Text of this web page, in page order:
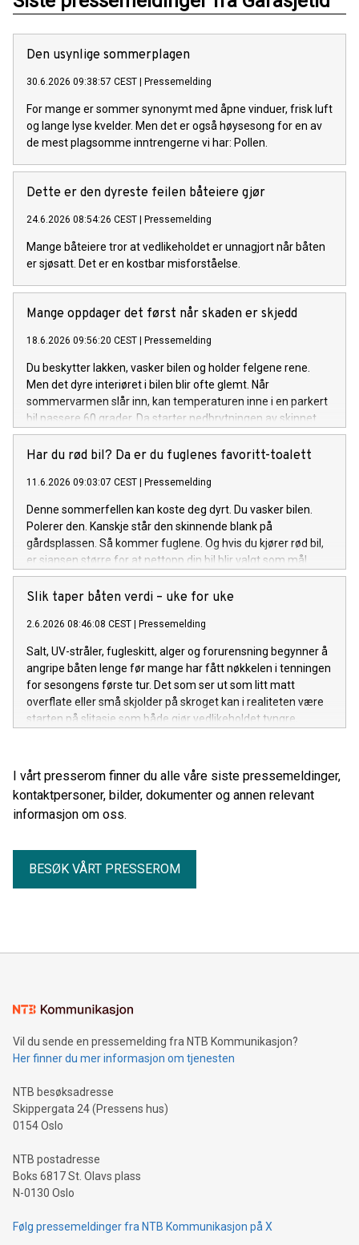
Den usynlige sommerplagen
30.6.2026 09:38:57 CEST | Pressemelding
For mange er sommer synonymt med åpne vinduer, frisk luft
og lange lyse kvelder. Men det er også høysesong for en av
de mest plagsomme inntrengerne vi har: Pollen.
Dette er den dyreste feilen båteiere gjør
24.6.2026 08:54:26 CEST | Pressemelding
Mange båteiere tror at vedlikeholdet er unnagjort når båten
er sjøsatt. Det er en kostbar misforståelse.
Mange oppdager det først når skaden er skjedd
18.6.2026 09:56:20 CEST | Pressemelding
Du beskytter lakken, vasker bilen og holder felgene rene.
Men det dyre interiøret i bilen blir ofte glemt. Når
sommervarmen slår inn, kan temperaturen inne i en parkert
bil passere 60 grader. Da starter nedbrytningen av skinnet.
Har du rød bil? Da er du fuglenes favoritt-toalett
11.6.2026 09:03:07 CEST | Pressemelding
Denne sommerfellen kan koste deg dyrt. Du vasker bilen.
Polerer den. Kanskje står den skinnende blank på
gårdsplassen. Så kommer fuglene. Og hvis du kjører rød bil,
er sjansen større for at nettopp din bil blir valgt som mål.
Slik taper båten verdi – uke for uke
2.6.2026 08:46:08 CEST | Pressemelding
Salt, UV-stråler, fugleskitt, alger og forurensning begynner å
angripe båten lenge før mange har fått nøkkelen i tenningen
for sesongens første tur. Det som ser ut som litt matt
overflate eller små skjolder på skroget kan i realiteten være
starten på slitasje som både gjør vedlikeholdet tyngre,
I vårt presserom finner du alle våre siste pressemeldinger,
kontaktpersoner, bilder, dokumenter og annen relevant
informasjon om oss.
BESØK VÅRT PRESSEROM
Vil du sende en pressemelding fra NTB Kommunikasjon?
Her finner du mer informasjon om tjenesten
NTB besøksadresse
Skippergata 24 (Pressens hus)
0154 Oslo
NTB postadresse
Boks 6817 St. Olavs plass
N-0130 Oslo
Følg pressemeldinger fra NTB Kommunikasjon på X